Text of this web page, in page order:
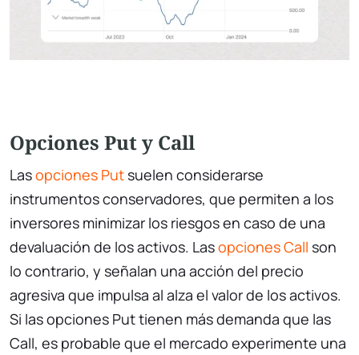
Opciones Put y Call
Lasopciones Put suelen considerarse
instrumentos conservadores, que permiten a los
inversores minimizar los riesgos en caso de una
devaluación de los activos. Lasopciones Call son
lo contrario, y señalan una acción del precio
agresiva que impulsa al alza el valor de los activos.
Si las opciones Put tienen más demanda que las
Call, es probable que el mercado experimente una